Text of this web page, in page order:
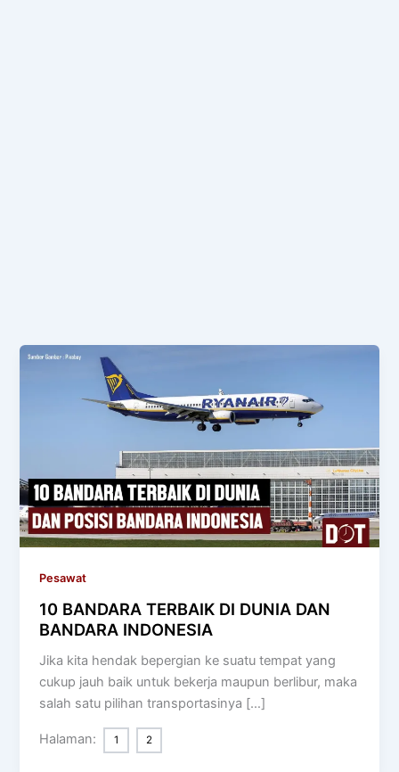
Pesawat
10 BANDARA TERBAIK DI DUNIA DAN
BANDARA INDONESIA
Jika kita hendak bepergian ke suatu tempat yang
cukup jauh baik untuk bekerja maupun berlibur, maka
salah satu pilihan transportasinya […]
Halaman: 1 2